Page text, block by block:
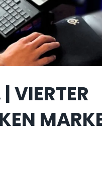
VIERTER